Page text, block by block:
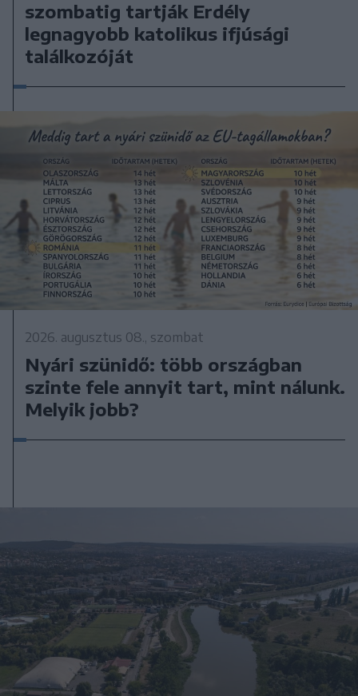
szombatig tartják Erdély
legnagyobb katolikus ifjúsági
találkozóját
2026. augusztus 08., szombat
Nyári szünidő: több országban
szinte fele annyit tart, mint nálunk.
Melyik jobb?